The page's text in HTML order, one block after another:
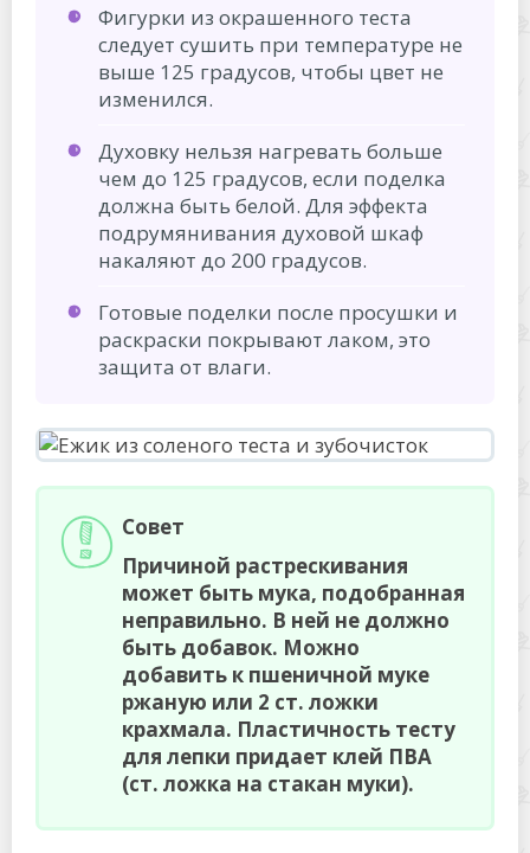
Фигурки из окрашенного теста
следует сушить при температуре не
выше 125 градусов, чтобы цвет не
изменился.
Духовку нельзя нагревать больше
чем до 125 градусов, если поделка
должна быть белой. Для эффекта
подрумянивания духовой шкаф
накаляют до 200 градусов.
Готовые поделки после просушки и
раскраски покрывают лаком, это
защита от влаги.
Совет
Причиной растрескивания
может быть мука, подобранная
неправильно. В ней не должно
быть добавок. Можно
добавить к пшеничной муке
ржаную или 2 ст. ложки
крахмала. Пластичность тесту
для лепки придает клей ПВА
(ст. ложка на стакан муки).